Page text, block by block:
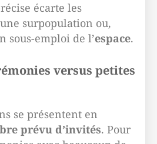
écarte les
surpopulation ou,
sous-emploi de l’espace.
versus petites
se présentent en
prévu d’invités. Pour